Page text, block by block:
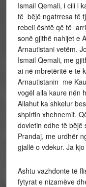
Ismail Qemali, i cili i
të bëjë ngatrresa të
rebeli është që të
sonë gjithë nahijet e
Arnautistani vetëm.
Ismail Qemali, me
ai në mbretëritë e te
Arnautistanin me
vogël alla kaure nën
Allahut ka shkelur
shpirtin xhehnemit.
dovletin edhe të bëjë
Prandaj, me urdhër
gjallë o vdekur. Ja
Ashtu vazhdonte të
fytyrat e nizamëve